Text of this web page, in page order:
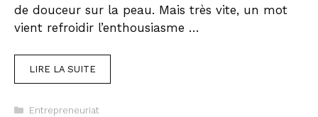
de douceur sur la peau. Mais très vite, un mot
vient refroidir l’enthousiasme …
LIRE LA SUITE
Catégories
Entrepreneuriat